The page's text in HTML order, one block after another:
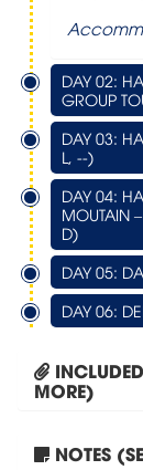
DAY 02:
GROUP
DAY 03:
L, --)
DAY 04:
MOUTAIN
D)
DAY 05:
DAY 06:
MORE)
NOTES